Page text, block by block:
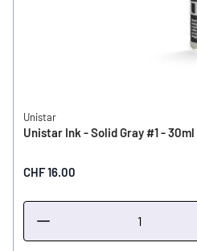
Unistar
Unistar Ink - Solid Gray #1 - 30ml
CHF 16.00